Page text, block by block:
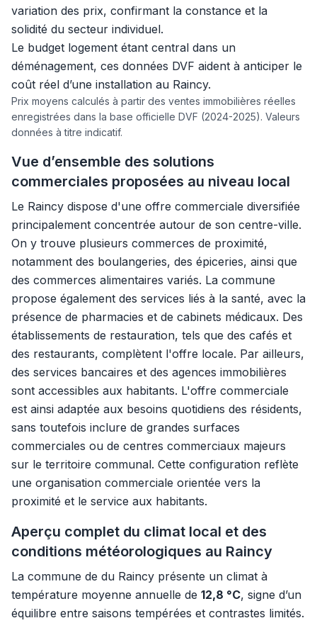
variation des prix, confirmant la constance et la
solidité du secteur individuel.
Le budget logement étant central dans un
déménagement, ces données DVF aident à anticiper le
coût réel d’une installation au Raincy.
Prix moyens calculés à partir des ventes immobilières réelles
enregistrées dans la base officielle DVF (2024-2025). Valeurs
données à titre indicatif.
Vue d’ensemble des solutions
commerciales proposées au niveau local
Le Raincy dispose d'une offre commerciale diversifiée
principalement concentrée autour de son centre-ville.
On y trouve plusieurs commerces de proximité,
notamment des boulangeries, des épiceries, ainsi que
des commerces alimentaires variés. La commune
propose également des services liés à la santé, avec la
présence de pharmacies et de cabinets médicaux. Des
établissements de restauration, tels que des cafés et
des restaurants, complètent l'offre locale. Par ailleurs,
des services bancaires et des agences immobilières
sont accessibles aux habitants. L'offre commerciale
est ainsi adaptée aux besoins quotidiens des résidents,
sans toutefois inclure de grandes surfaces
commerciales ou de centres commerciaux majeurs
sur le territoire communal. Cette configuration reflète
une organisation commerciale orientée vers la
proximité et le service aux habitants.
Aperçu complet du climat local et des
conditions météorologiques au Raincy
La commune de du Raincy présente un climat à
température moyenne annuelle de 12,8 °C, signe d’un
équilibre entre saisons tempérées et contrastes limités.